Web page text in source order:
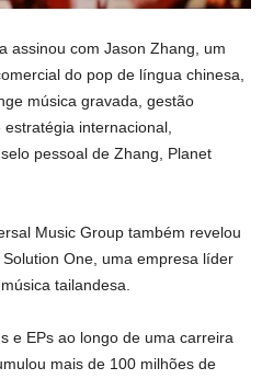
assinou com Jason Zhang, um
do pop de língua chinesa,
música gravada, gestão
internacional,
pessoal de Zhang, Planet
Music Group também revelou
One, uma empresa líder
tailandesa.
e EPs ao longo de uma carreira
mais de 100 milhões de